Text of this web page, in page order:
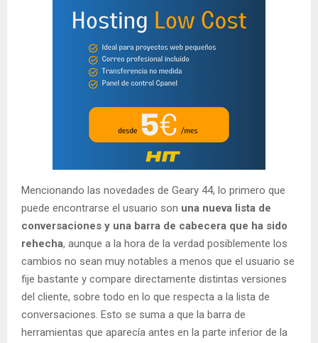
Mencionando las novedades de Geary 44, lo primero que
puede encontrarse el usuario son una nueva lista de
conversaciones y una barra de cabecera que ha sido
rehecha, aunque a la hora de la verdad posiblemente los
cambios no sean muy notables a menos que el usuario se
fije bastante y compare directamente distintas versiones
del cliente, sobre todo en lo que respecta a la lista de
conversaciones. Esto se suma a que la barra de
herramientas que aparecía antes en la parte inferior de la